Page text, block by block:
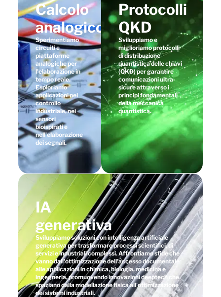
Calcolo
analogico
Sperimentiamo
circuiti e
piattaforme
analogiche per
l'elaborazione in
tempo reale.
Esploriamo
applicazioni nel
controllo
industriale, nei
sensori
bioispirati e
nell'elaborazione
dei segnali.
Protocolli
QKD
Sviluppiamo e
miglioriamo protocolli
di distribuzione
quantistica delle chiavi
(QKD) per garantire
comunicazioni ultra-
sicure attraverso i
principi fondamentali
della meccanica
quantistica.
IA
generativa
Sviluppiamo soluzioni con intelligenza artificiale
generativa per trasformare processi scientifici, di
servizi e industriali complessi. Affrontiamo sfide che
vanno dall'ottimizzazione dell'accesso documentale
alle applicazioni in chimica, biologia, medicina e
ingegneria, promuovendo innovazioni deeptech che
spaziano dalla modellazione fisica all'ottimizzazione
dei sistemi industriali.